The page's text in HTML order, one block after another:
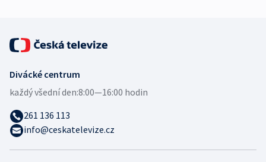
Divácké centrum
každý všední den:8:00—16:00 hodin
261 136 113
info@ceskatelevize.cz